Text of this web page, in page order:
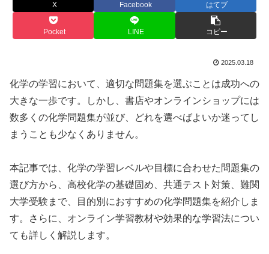
X Facebook はてブ
Pocket LINE コピー
2025.03.18
化学の学習において、適切な問題集を選ぶことは成功への
大きな一歩です。しかし、書店やオンラインショップには
数多くの化学問題集が並び、どれを選べばよいか迷ってし
まうことも少なくありません。
本記事では、化学の学習レベルや目標に合わせた問題集の
選び方から、高校化学の基礎固め、共通テスト対策、難関
大学受験まで、目的別におすすめの化学問題集を紹介しま
す。さらに、オンライン学習教材や効果的な学習法につい
ても詳しく解説します。